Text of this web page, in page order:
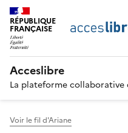
RÉPUBLIQUE
FRANÇAISE
Acceslibre
La plateforme collaborative
Voir le fil d'Ariane